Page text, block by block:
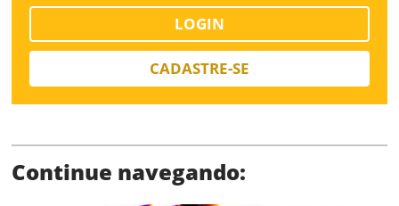
LOGIN
CADASTRE-SE
Continue navegando:
SALVAR